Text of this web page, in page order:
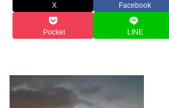
X Facebook
Pocket LINE